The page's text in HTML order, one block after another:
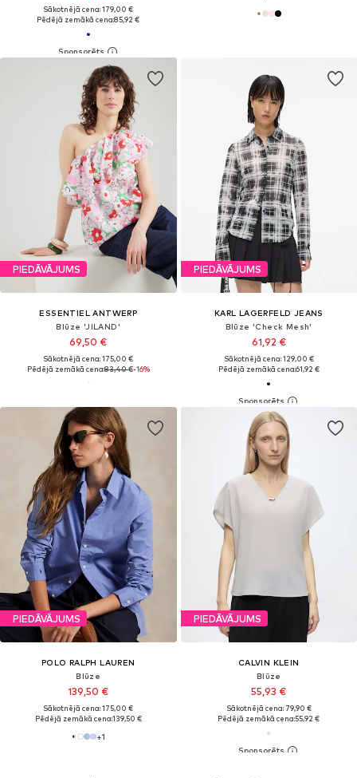
Sākotnējā cena: 179,00 €
Pēdējā zemākā cena:85,92 €
PIEDĀVĀJUMS
ESSENTIEL ANTWERP
Blūze 'JILAND'
69,50 €
Sākotnējā cena: 175,00 €
Pēdējā zemākā cena:83,40 €-16%
PIEDĀVĀJUMS
KARL LAGERFELD JEANS
Blūze 'Check Mesh'
61,92 €
Sākotnējā cena: 129,00 €
Pēdējā zemākā cena:61,92 €
PIEDĀVĀJUMS
POLO RALPH LAUREN
Blūze
139,50 €
Sākotnējā cena: 175,00 €
Pēdējā zemākā cena:139,50 €
+1
PIEDĀVĀJUMS
CALVIN KLEIN
Blūze
55,93 €
Sākotnējā cena: 79,90 €
Pēdējā zemākā cena:55,92 €